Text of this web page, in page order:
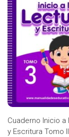
Cuaderno Inicio a
y Escritura Tomo